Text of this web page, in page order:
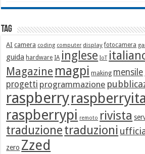
Tag
AI camera coding computer display fotocamera
guida hardware IA inglese IoT
Magazine magpi making mensile
progetti programmazione
raspberry
raspberrypi remoto rivista
traduzionetraduzioni
zero Zzed